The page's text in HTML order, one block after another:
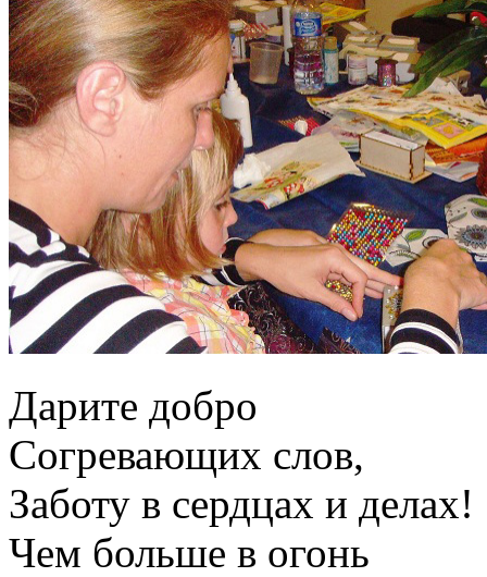
Дарите добро
Согревающих слов,
Заботу в сердцах и делах!
Чем больше в огонь